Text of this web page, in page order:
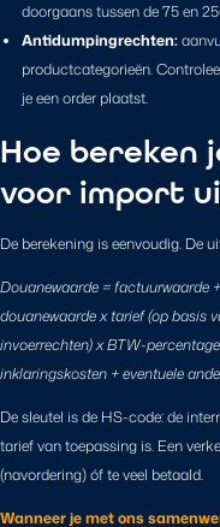
doorgaans tussen de 75 en
Antidumpingrechten:
productcategorieën.
je een order plaatst.
Hoe bereken
voor import
De berekening is eenvoudig. De
Douanewaarde = factuurwaarde
douanewaarde x tarief (op basis
invoerrechten) x BTW-
inklaringskosten + eventuele
De sleutel is de HS-code: de
tarief van toepassing is. Een
(navordering) óf te veel betaald.
Wanneer je met ons